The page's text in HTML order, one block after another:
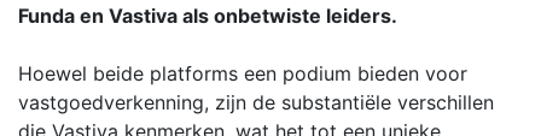
Funda en Vastiva als onbetwiste leiders.
Hoewel beide platforms een podium bieden voor
vastgoedverkenning, zijn de substantiële verschillen
die Vastiva kenmerken, wat het tot een unieke